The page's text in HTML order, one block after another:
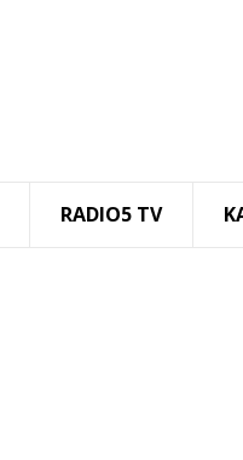
RADIO5 TV